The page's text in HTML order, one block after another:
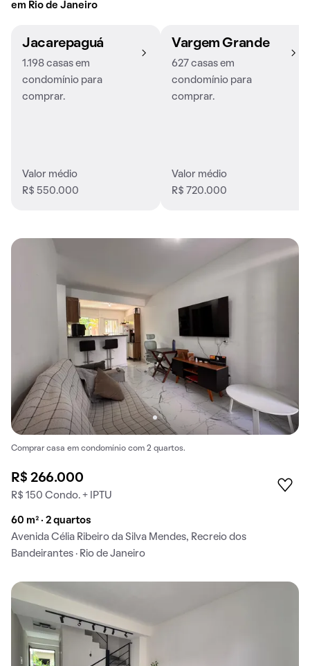
em Rio de Janeiro
Jacarepaguá
1.198 casas em
condomínio para
comprar.
Valor médio
R$ 550.000
Vargem Grande
627 casas em
condomínio para
comprar.
Valor médio
R$ 720.000
Comprar casa em condomínio com 2 quartos.
R$ 266.000
R$ 150 Condo. + IPTU
60 m² · 2 quartos
Avenida Célia Ribeiro da Silva Mendes, Recreio dos
Bandeirantes · Rio de Janeiro